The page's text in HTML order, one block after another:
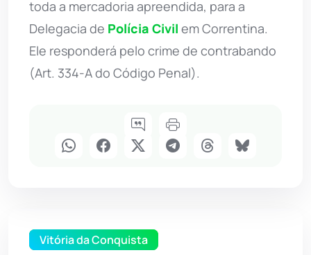
toda a mercadoria apreendida, para a
Delegacia de Polícia Civil em Correntina.
Ele responderá pelo crime de contrabando
(Art. 334-A do Código Penal).
Vitória da Conquista